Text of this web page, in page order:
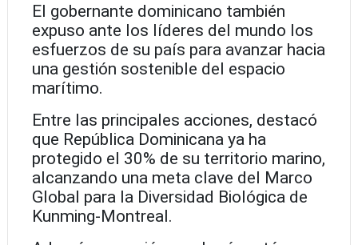
El gobernante dominicano también
expuso ante los líderes del mundo los
esfuerzos de su país para avanzar hacia
una gestión sostenible del espacio
marítimo.
Entre las principales acciones, destacó
que República Dominicana ya ha
protegido el 30% de su territorio marino,
alcanzando una meta clave del Marco
Global para la Diversidad Biológica de
Kunming-Montreal.